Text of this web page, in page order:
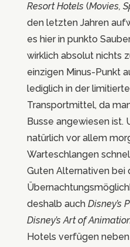
Resort Hotels(Movies,
den letzten Jahren
es hier in punkto
wirklich absolut nichts
einzigen Minus-Punkt
lediglich in der
Transportmittel, da
Busse angewiesen ist.
natürlich vor allem
Warteschlangen
Guten Alternativen bei
deshalb auch Disney’s
Disney’s Art of
Hotels verfügen neben